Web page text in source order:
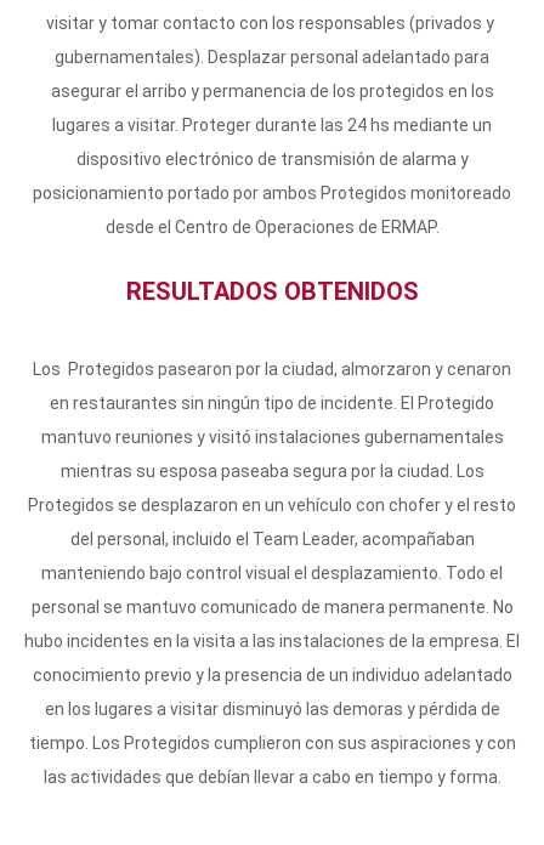
visitar y tomar contacto con los responsables (privados y
gubernamentales). Desplazar personal adelantado para
asegurar el arribo y permanencia de los protegidos en los
lugares a visitar. Proteger durante las 24 hs mediante un
dispositivo electrónico de transmisión de alarma y
posicionamiento portado por ambos Protegidos monitoreado
desde el Centro de Operaciones de ERMAP.
RESULTADOS OBTENIDOS
Los Protegidos pasearon por la ciudad, almorzaron y cenaron
en restaurantes sin ningún tipo de incidente. El Protegido
mantuvo reuniones y visitó instalaciones gubernamentales
mientras su esposa paseaba segura por la ciudad. Los
Protegidos se desplazaron en un vehículo con chofer y el resto
del personal, incluido el Team Leader, acompañaban
manteniendo bajo control visual el desplazamiento. Todo el
personal se mantuvo comunicado de manera permanente. No
hubo incidentes en la visita a las instalaciones de la empresa. El
conocimiento previo y la presencia de un individuo adelantado
en los lugares a visitar disminuyó las demoras y pérdida de
tiempo. Los Protegidos cumplieron con sus aspiraciones y con
las actividades que debían llevar a cabo en tiempo y forma.